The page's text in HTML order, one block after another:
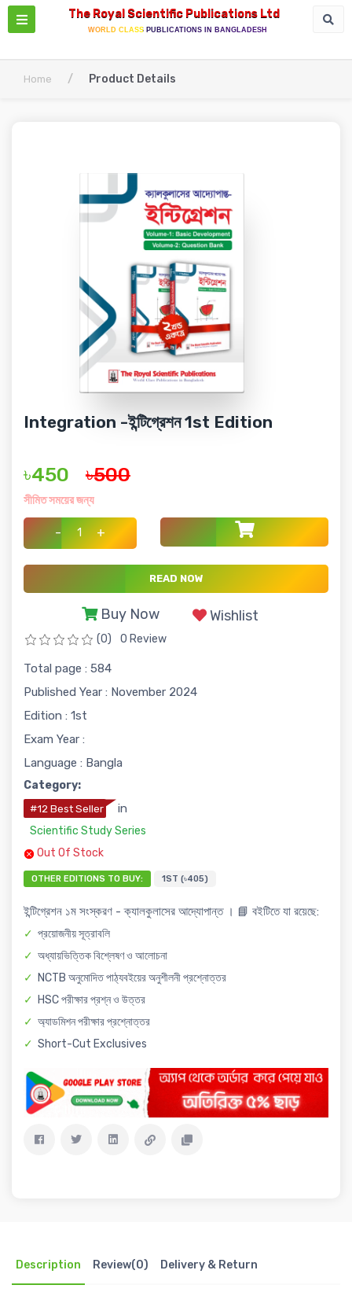
The Royal Scientific Publications Ltd
WORLD CLASS PUBLICATIONS IN BANGLADESH
Home / Product Details
Integration -ইন্টিগ্রেশন 1st Edition
৳450 ৳500
সীমিত সময়ের জন্য
- +
READ NOW
Buy Now Wishlist
(0) 0 Review
Total page : 584
Published Year : November 2024
Edition : 1st
Exam Year :
Language : Bangla
Category:
#12 Best Seller in
Scientific Study Series
Out Of Stock
OTHER EDITIONS TO BUY: 1ST (৳405)
ইন্টিগ্রেশন ১ম সংস্করণ - ক্যালকুলাসের আদ্যোপান্ত । 📘 বইটিতে যা রয়েছে:
প্রয়োজনীয় সূত্রাবলি
অধ্যায়ভিত্তিক বিশ্লেষণ ও আলোচনা
NCTB অনুমোদিত পাঠ্যবইয়ের অনুশীলনী প্রশ্নোত্তর
HSC পরীক্ষার প্রশ্ন ও উত্তর
অ্যাডমিশন পরীক্ষার প্রশ্নোত্তর
Short-Cut Exclusives
Description Review(0) Delivery & Return